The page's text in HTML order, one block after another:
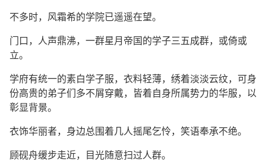
不多时，风霜希的学院已遥遥在望。
门口，人声鼎沸，一群星月帝国的学子三五成群，或倚或
立。
学府有统一的素白学子服，衣料轻薄，绣着淡淡云纹，可身
份高贵的弟子们多不屑穿戴，皆着自身所属势力的华服，以
彰显背景。
衣饰华丽者，身边总围着几人摇尾乞怜，笑语奉承不绝。
顾砚舟缓步走近，目光随意扫过人群。